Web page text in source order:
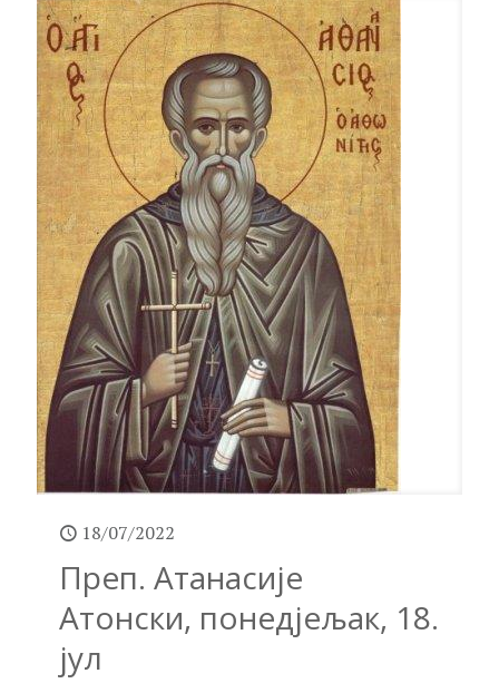
18/07/2022
Преп. Атанасије
Атонски, понедјељак, 18.
јул